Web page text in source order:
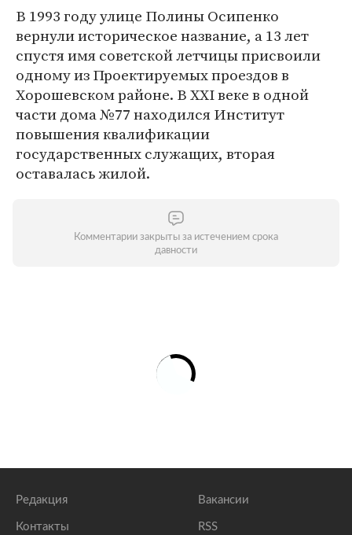
В 1993 году улице Полины Осипенко
вернули историческое название, а 13 лет
спустя имя советской летчицы присвоили
одному из Проектируемых проездов в
Хорошевском районе. В XXI веке в одной
части дома №77 находился Институт
повышения квалификации
государственных служащих, вторая
оставалась жилой.
Комментарии закрыты за истечением срока
давности
Редакция
Контакты
Вакансии
RSS